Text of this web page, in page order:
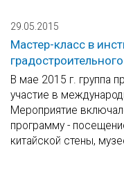
29.05.2015
Мастер-класс в
В мае 2015 г. группа
участие в
Мероприятие
программу -
китайской стены,